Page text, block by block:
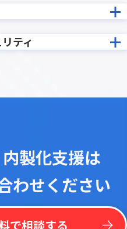
ティ
製化支援は
わせください
で相談する